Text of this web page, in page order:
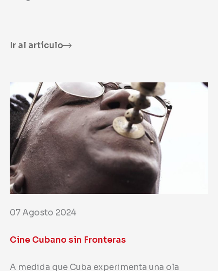
Ir al artículo
07 Agosto 2024
Cine Cubano sin Fronteras
A medida que Cuba experimenta una ola